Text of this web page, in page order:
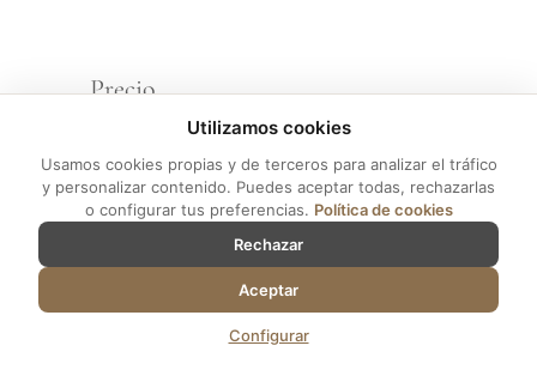
Precio
PIDE TU VALORACIÓN
Descubre nuestros valores accesibles
del Peeling Químico en Málaga en
nuestra clínica estética confiable.
Utilizamos cookies
Usamos cookies propias y de terceros para analizar el tráfico
y personalizar contenido. Puedes aceptar todas, rechazarlas
o configurar tus preferencias. Política de cookies
Rechazar
Aceptar
Configurar